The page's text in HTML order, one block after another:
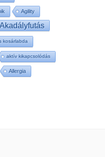
Agility
Akadályfutás
kosárlabda
aktív kikapcsolódás
Allergia